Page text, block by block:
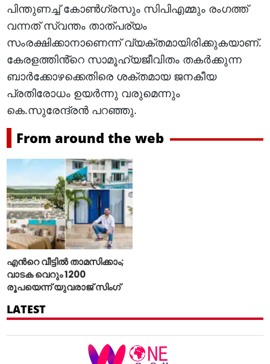
പിന്തുണച്ച് കോൺഗ്രസും സിപിഎമ്മും രംഗത്ത്
വന്നത് സ്വന്തം താത്പര്യം
സംരക്ഷിക്കാനാണെന്ന് വ്യക്തമായിരിക്കുകയാണ്.
കേരളത്തിൻ്റെ സാമൂഹ്യജീവിതം തകർക്കുന്ന
ബാർക്കോഴക്കെതിരെ ശക്തമായ ജനകീയ
പ്രതിരോധം ഉയർന്നു വരുമെന്നും
കെ.സുരേന്ദ്രൻ പറഞ്ഞു.
From around the web
എന്‍റെ വീട്ടില്‍ താമസിക്കാം;
വാടക വെറും 1200
രൂപയെന്ന് യുവരാജ് സിംഗ്
LATEST